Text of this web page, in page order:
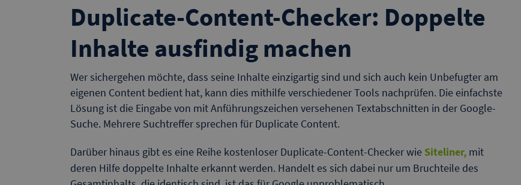
Duplicate-Content-Checker: Doppelte
Inhalte ausfindig machen
Wer sichergehen möchte, dass seine Inhalte einzigartig sind und sich auch kein Unbefugter am
eigenen Content bedient hat, kann dies mithilfe verschiedener Tools nachprüfen. Die einfachste
Lösung ist die Eingabe von mit Anführungszeichen versehenen Textabschnitten in der Google-
Suche. Mehrere Suchtreffer sprechen für Duplicate Content.
Darüber hinaus gibt es eine Reihe kostenloser Duplicate-Content-Checker wie Siteliner, mit
deren Hilfe doppelte Inhalte erkannt werden. Handelt es sich dabei nur um Bruchteile des